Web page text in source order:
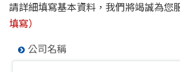
請詳細填寫基本資料，我們將竭誠為您
填寫）
公司名稱